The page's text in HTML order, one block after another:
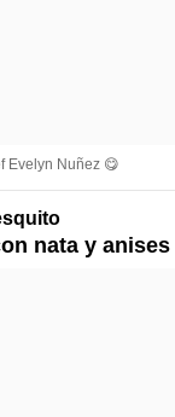
Evelyn Nuñez 😋
nata y